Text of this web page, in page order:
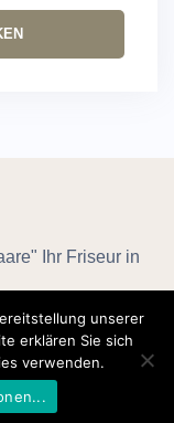
Ihr Friseur in
unserer
erklären Sie sich
verwenden.